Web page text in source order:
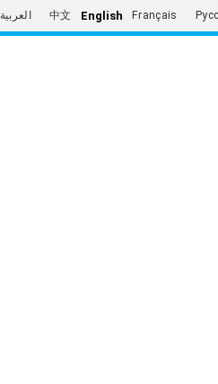
العربية 中文 English Français